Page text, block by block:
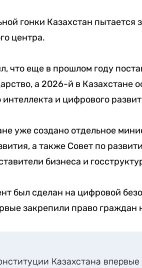
гонки Казахстан пытается
центра.
что еще в прошлом году
а 2026-й в Казахстане
интеллекта и цифрового
уже создано отдельное
а также Совет по
бизнеса и
был сделан на цифровой
закрепили право
Казахстана